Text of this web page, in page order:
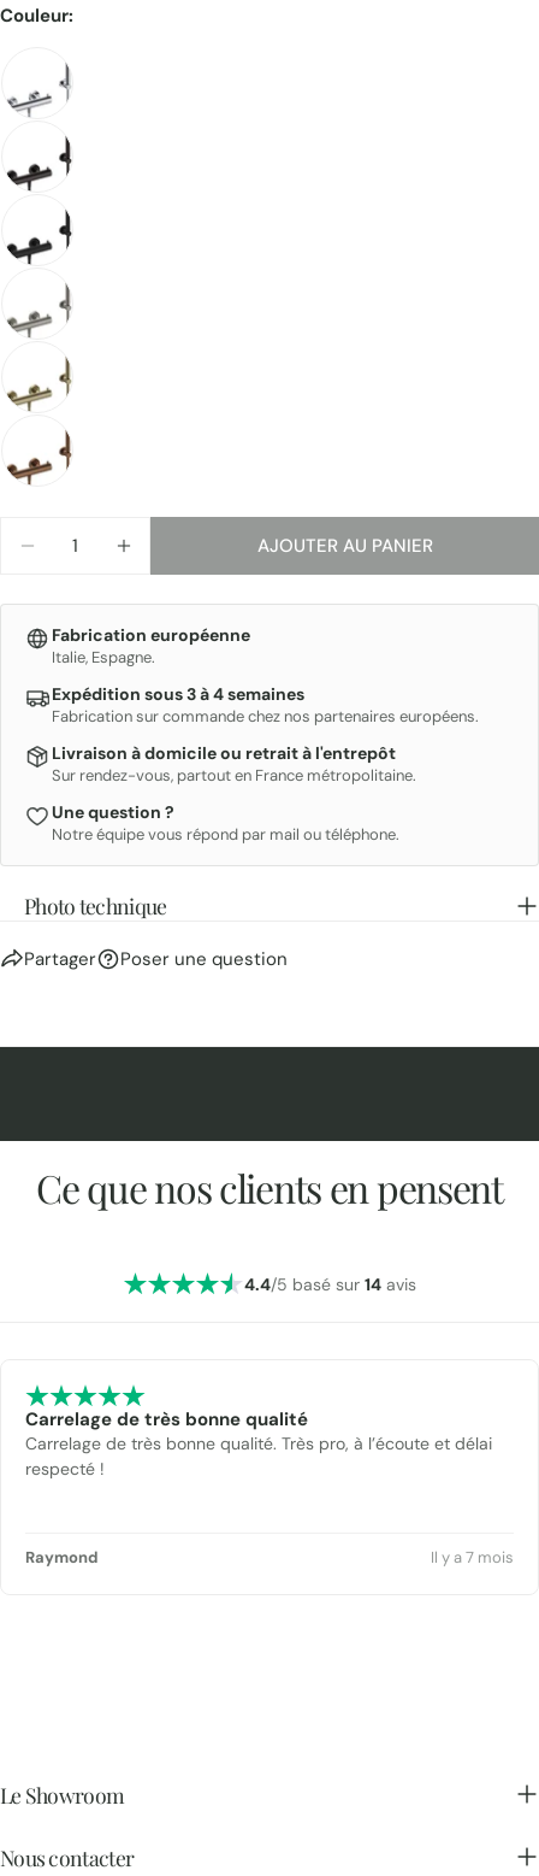
Couleur:
AJOUTER AU PANIER
Fabrication européenne
Italie, Espagne.
Expédition sous 3 à 4 semaines
Fabrication sur commande chez nos partenaires européens.
Livraison à domicile ou retrait à l'entrepôt
Sur rendez-vous, partout en France métropolitaine.
Une question ?
Notre équipe vous répond par mail ou téléphone.
Photo technique
Partager Poser une question
Les champs marqués * sont obligatoires.
ENVOYER
Ce que nos clients en pensent
4.4/5 basé sur 14avis
Carrelage de très bonne qualité
Carrelage de très bonne qualité. Très pro, à l’écoute et délai
respecté !
Raymond Il y a 7 mois
Le Showroom
Nous contacter